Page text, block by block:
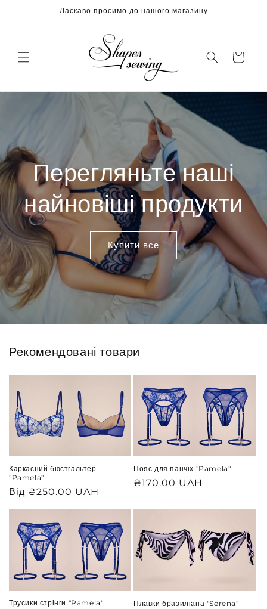
Ласкаво просимо до нашого магазину
кошик
Перегляньте наші
найновіші продукти
Купити все
Рекомендовані товари
Каркасний бюстгальтер
"Pamela"
Звичайна
Від ₴250.00 UAH
Пояс для панчіх "Pamela"
Звичайна
₴170.00 UAH
Трусики стрінги "Pamela" Плавки бразиліана "Serena"